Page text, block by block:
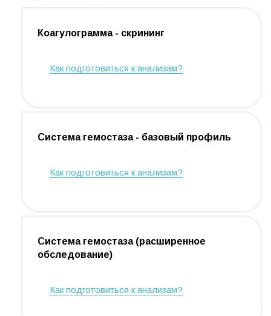
Коагулограмма - скрининг
Как подготовиться к анализам?
Cистема гемостаза - базовый профиль
Как подготовиться к анализам?
Система гемостаза (расширенное
обследование)
Как подготовиться к анализам?